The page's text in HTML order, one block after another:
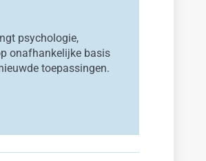
psychologie,
onafhankelijke basis
toepassingen.